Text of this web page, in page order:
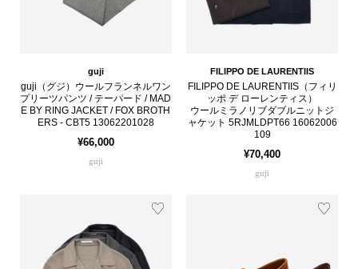
guji
guji（グジ）ウールフランネルワン
プリーツパンツ / テーパード / MAD
E BY RING JACKET / FOX BROTH
ERS - CBT5 13062201028
¥66,000
guji
FILIPPO DE LAURENTIIS
FILIPPO DE LAURENTIIS（フィリ
ッポ デ ローレンティス）
ウールミラノリブダブルニットジ
ャケット 5RJMLDPT66 16062006
109
¥70,400
guji